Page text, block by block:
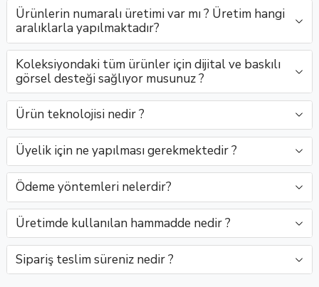
Ürünlerin numaralı üretimi var mı ? Üretim hangi
aralıklarla yapılmaktadır?
Koleksiyondaki tüm ürünler için dijital ve baskılı
görsel desteği sağlıyor musunuz ?
Ürün teknolojisi nedir ?
Üyelik için ne yapılması gerekmektedir ?
Ödeme yöntemleri nelerdir?
Üretimde kullanılan hammadde nedir ?
Sipariş teslim süreniz nedir ?